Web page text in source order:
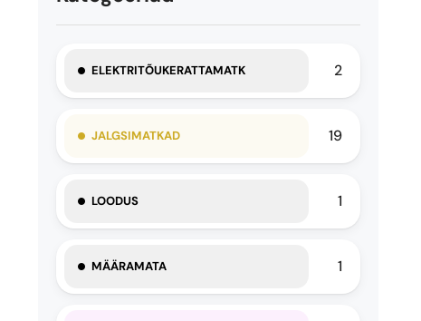
ELEKTRITÕUKERATTAMATK 2
JALGSIMATKAD 19
LOODUS 1
MÄÄRAMATA 1